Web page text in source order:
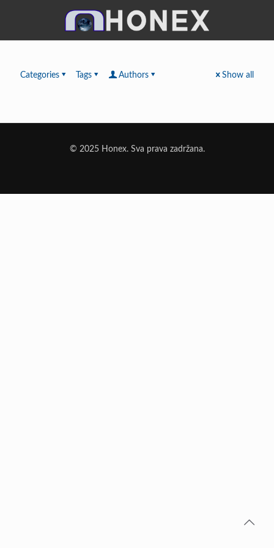
Categories Tags Authors Show all
© 2025 Honex. Sva prava zadržana.